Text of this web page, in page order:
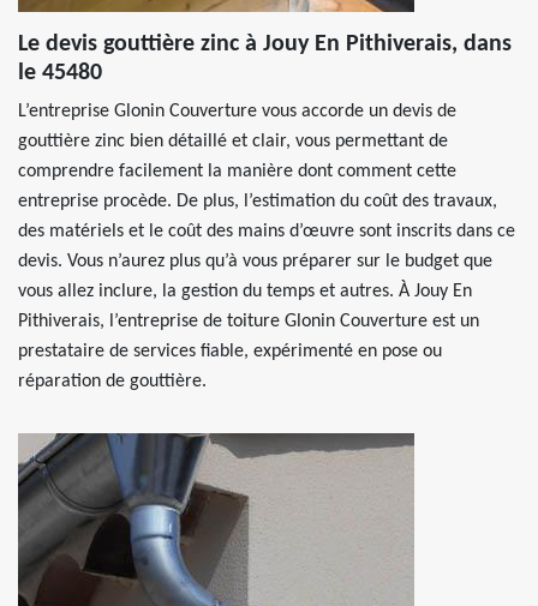
Le devis gouttière zinc à Jouy En Pithiverais, dans
le 45480
L’entreprise Glonin Couverture vous accorde un devis de
gouttière zinc bien détaillé et clair, vous permettant de
comprendre facilement la manière dont comment cette
entreprise procède. De plus, l’estimation du coût des travaux,
des matériels et le coût des mains d’œuvre sont inscrits dans ce
devis. Vous n’aurez plus qu’à vous préparer sur le budget que
vous allez inclure, la gestion du temps et autres. À Jouy En
Pithiverais, l’entreprise de toiture Glonin Couverture est un
prestataire de services fiable, expérimenté en pose ou
réparation de gouttière.